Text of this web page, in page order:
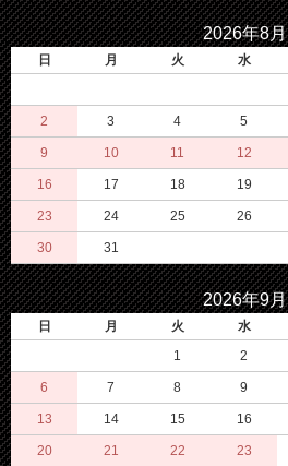
2026年8月
日 月 火 水
2 3 4 5
9 10 11 12
16 17 18 19
23 24 25 26
30 31
2026年9月
日 月 火 水
1
2
6 7 8 9
13 14 15 16
20 21 22 23